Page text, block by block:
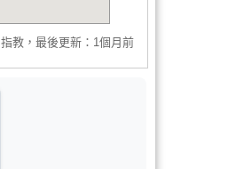
指教，最後更新：1個月前